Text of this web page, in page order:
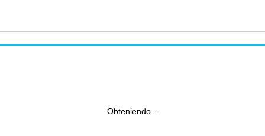
Obteniendo...